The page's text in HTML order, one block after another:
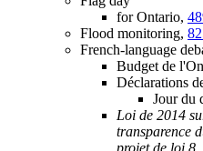
for Ontario,
Flood monitoring,
French-language
Budget de
Déclarations
Jour du
Loi de 2014
transparence
projet de loi 8